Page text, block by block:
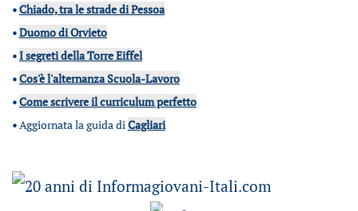
•Chiado, tra le strade di Pessoa
•Duomo di Orvieto
•I segreti della Torre Eiffel
•Cos'è l'alternanza Scuola-Lavoro
•Come scrivere il curriculum perfetto
•Aggiornata la guida diCagliari